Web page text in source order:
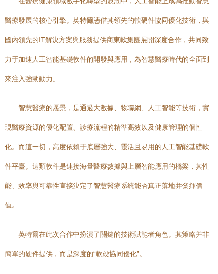
醫療發展的核心引擎。英特爾憑借其領先的軟硬件協同優化技術，與
國內領先的IT解決方案與服務提供商東軟集團展開深度合作，共同致
力于加速人工智能基礎軟件的開發與應用，為智慧醫療時代的全面到
來注入強勁動力。
智慧醫療的愿景，是通過大數據、物聯網、人工智能等技術，實
現醫療資源的優化配置、診療流程的精準高效以及健康管理的個性
化。而這一切，高度依賴于底層強大、靈活且易用的人工智能基礎軟
件平臺。這類軟件是連接海量醫療數據與上層智能應用的橋梁，其性
能、效率與可靠性直接決定了智慧醫療系統能否真正落地并發揮價
值。
英特爾在此次合作中扮演了關鍵的技術賦能者角色。其策略并非
簡單的硬件提供，而是深度的“軟硬協同優化”。